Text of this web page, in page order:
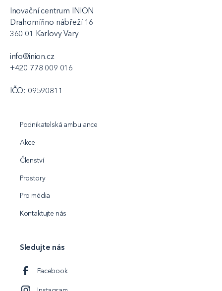
Inovační centrum INION
Drahomířino nábřeží 16
360 01 Karlovy Vary
info@inion.cz
+420 778 009 016
IČO: 09590811
Podnikatelská ambulance
Akce
Členství
Prostory
Pro média
Kontaktujte nás
Sledujte nás
Facebook